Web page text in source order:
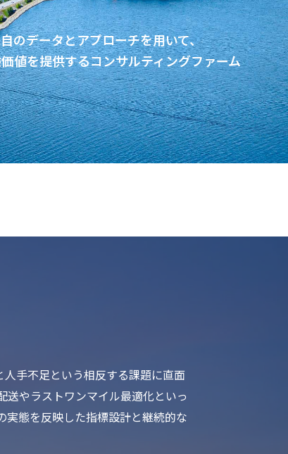
のデータとアプローチを用いて、
値を提供するコンサルティングファーム
手不足という相反する課題に直面
送やラストワンマイル最適化といっ
態を反映した指標設計と継続的な